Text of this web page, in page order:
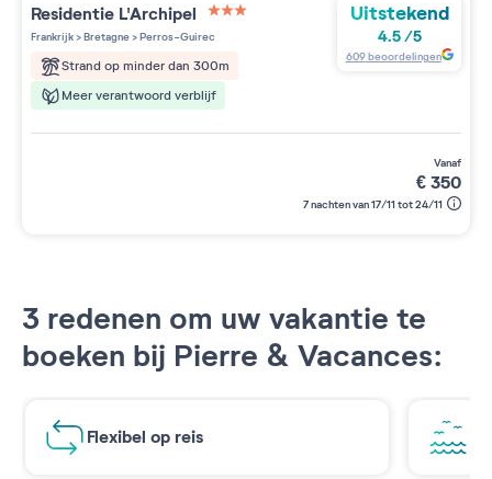
Residentie L'Archipel
3 étoiles sur 5
Frankrijk>Bretagne>Perros-Guirec
Strand op minder dan 300m
Meer verantwoord verblijf
Uitstekend
4.5/5
609beoordelingen
vanaf
€350
7 nachten van 17/11 tot 24/11
3 redenen om uw vakantie te
boeken bij Pierre & Vacances:
Flexibel op reis